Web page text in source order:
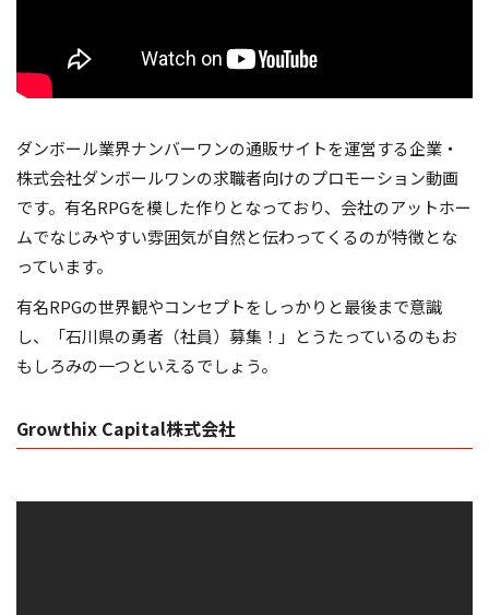
ダンボール業界ナンバーワンの通販サイトを運営する企業・
株式会社ダンボールワンの求職者向けのプロモーション動画
です。有名RPGを模した作りとなっており、会社のアットホー
ムでなじみやすい雰囲気が自然と伝わってくるのが特徴とな
っています。
有名RPGの世界観やコンセプトをしっかりと最後まで意識
し、「石川県の勇者（社員）募集！」とうたっているのもお
もしろみの一つといえるでしょう。
Growthix Capital株式会社